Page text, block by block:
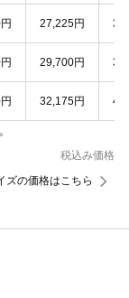
27,225円
29,700円
32,175円
税込み価格
ズの価格はこちら